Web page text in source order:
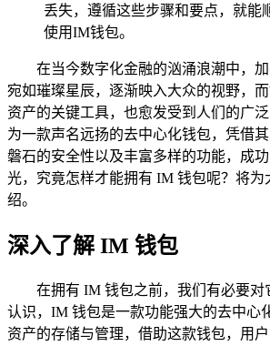
丢失，遵循这些步骤和要点，就能
使用IM钱包。
在当今数字化金融的汹涌浪潮中，
宛如璀璨星辰，逐渐映入大众的视野，
资产的关键工具，也愈发受到人们的广
为一款声名远扬的去中心化钱包，凭借
磐石的安全性以及丰富多样的功能，成
光，究竟怎样才能拥有 IM 钱包呢？将为
绍。
深入了解 IM 钱包
在拥有 IM 钱包之前，我们有必要对
认识，IM 钱包是一款功能强大的去中心
资产的存储与管理，借助这款钱包，用